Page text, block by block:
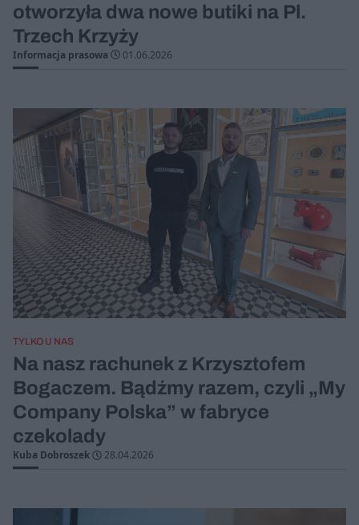
otworzyła dwa nowe butiki na Pl.
Trzech Krzyży
Informacja prasowa 01.06.2026
TYLKO U NAS
Na nasz rachunek z Krzysztofem
Bogaczem. Bądźmy razem, czyli „My
Company Polska” w fabryce
czekolady
Kuba Dobroszek 28.04.2026